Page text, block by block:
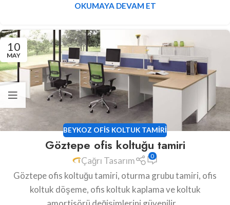
OKUMAYA DEVAM ET
10
MAY
BEYKOZ OFIS KOLTUK TAMIRI
Göztepe ofis koltuğu tamiri
Çağrı Tasarım 0
Göztepe ofis koltuğu tamiri, oturma grubu tamiri, ofis
koltuk döşeme, ofis koltuk kaplama ve koltuk